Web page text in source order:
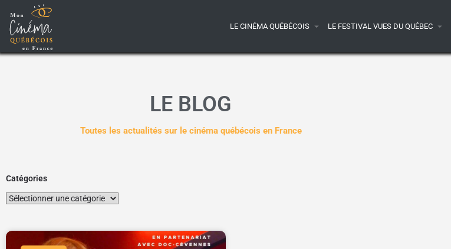
LE CINÉMA QUÉBÉCOIS LE FESTIVAL VUES DU QUÉBEC
LE BLOG
Toutes les actualités sur le cinéma québécois en France
Catégories